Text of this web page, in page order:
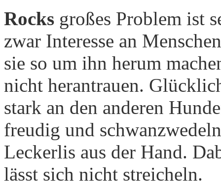
Rocks großes Problem ist
zwar Interesse an
sie so um ihn herum
nicht herantrauen.
stark an den anderen
freudig und
Leckerlis aus der Hand.
lässt sich nicht streicheln.